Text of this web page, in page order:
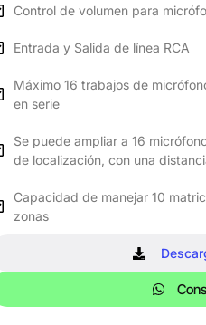
Control de volumen para
Entrada y Salida de línea RCA
Máximo 16 trabajos de
en serie
Se puede ampliar a 16
de localización, con una
Capacidad de manejar 10
zonas